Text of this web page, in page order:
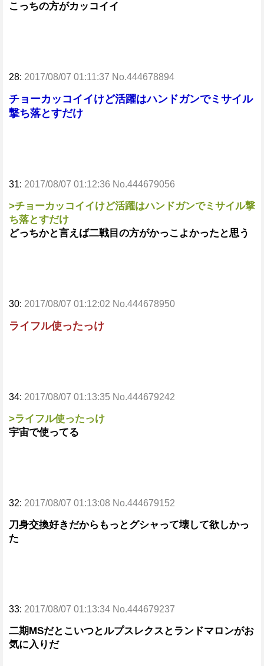
こっちの方がカッコイイ
28: 2017/08/07 01:11:37 No.444678894
チョーカッコイイけど活躍はハンドガンでミサイル
撃ち落とすだけ
31: 2017/08/07 01:12:36 No.444679056
>チョーカッコイイけど活躍はハンドガンでミサイル撃
ち落とすだけ
どっちかと言えば二戦目の方がかっこよかったと思う
30: 2017/08/07 01:12:02 No.444678950
ライフル使ったっけ
34: 2017/08/07 01:13:35 No.444679242
>ライフル使ったっけ
宇宙で使ってる
32: 2017/08/07 01:13:08 No.444679152
刀身交換好きだからもっとグシャって壊して欲しかっ
た
33: 2017/08/07 01:13:34 No.444679237
二期MSだとこいつとルプスレクスとランドマロンがお
気に入りだ